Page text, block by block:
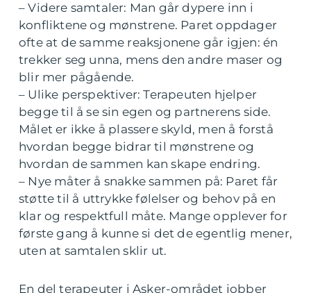
– Videre samtaler: Man går dypere inn i
konfliktene og mønstrene. Paret oppdager
ofte at de samme reaksjonene går igjen: én
trekker seg unna, mens den andre maser og
blir mer pågående.
– Ulike perspektiver: Terapeuten hjelper
begge til å se sin egen og partnerens side.
Målet er ikke å plassere skyld, men å forstå
hvordan begge bidrar til mønstrene og
hvordan de sammen kan skape endring.
– Nye måter å snakke sammen på: Paret får
støtte til å uttrykke følelser og behov på en
klar og respektfull måte. Mange opplever for
første gang å kunne si det de egentlig mener,
uten at samtalen sklir ut.
En del terapeuter i Asker-området jobber